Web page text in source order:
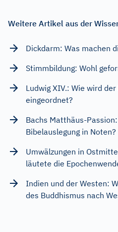
Weitere Artikel aus der
Dickdarm: Was machen
Stimmbildung: Wohl
Ludwig XIV.: Wie wird
eingeordnet?
Bachs Matthäus-
Bibelauslegung in Noten?
Umwälzungen in
läutete die
Indien und der Westen:
des Buddhismus nach